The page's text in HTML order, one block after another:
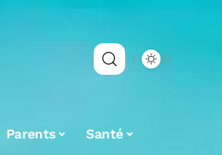
Parents Santé